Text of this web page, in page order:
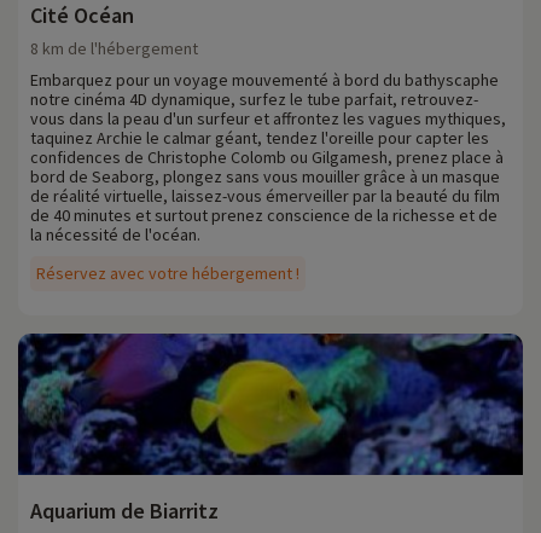
Cité Océan
Réservez avec votre hébergement !
8 km de l'hébergement
Embarquez pour un voyage mouvementé à bord du bathyscaphe
notre cinéma 4D dynamique, surfez le tube parfait, retrouvez-
vous dans la peau d'un surfeur et affrontez les vagues mythiques,
taquinez Archie le calmar géant, tendez l'oreille pour capter les
confidences de Christophe Colomb ou Gilgamesh, prenez place à
bord de Seaborg, plongez sans vous mouiller grâce à un masque
de réalité virtuelle, laissez-vous émerveiller par la beauté du film
de 40 minutes et surtout prenez conscience de la richesse et de
la nécessité de l'océan.
Aquarium de Biarritz